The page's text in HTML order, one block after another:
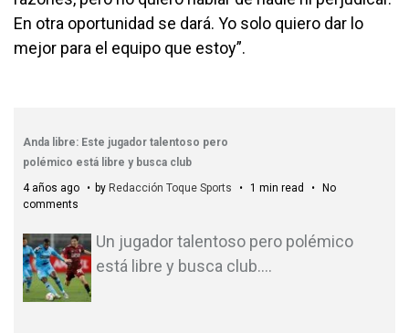
En otra oportunidad se dará. Yo solo quiero dar lo
mejor para el equipo que estoy”.
Anda libre: Este jugador talentoso pero
polémico está libre y busca club
4 años ago
by Redacción Toque Sports 1 min read
No
comments
Un jugador talentoso pero polémico
está libre y busca club.…